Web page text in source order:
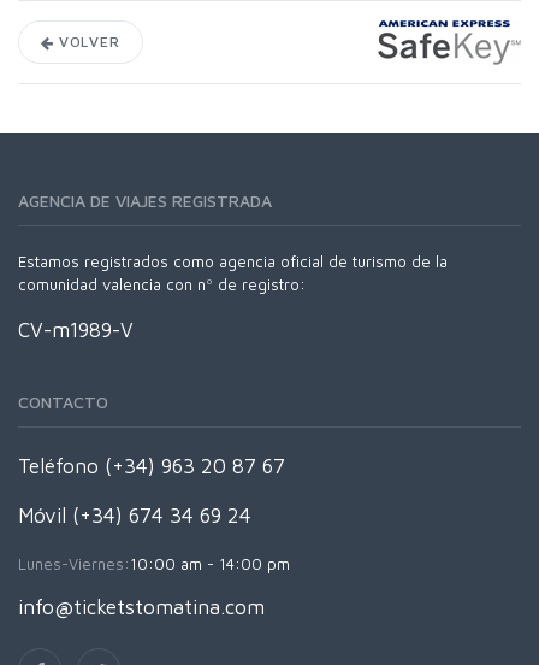
VOLVER
AGENCIA DE VIAJES REGISTRADA
Estamos registrados como agencia oficial de turismo de la
comunidad valencia con nº de registro:
CV-m1989-V
CONTACTO
Teléfono (+34) 963 20 87 67
Móvil (+34) 674 34 69 24
Lunes-Viernes:10:00 am - 14:00 pm
info@ticketstomatina.com